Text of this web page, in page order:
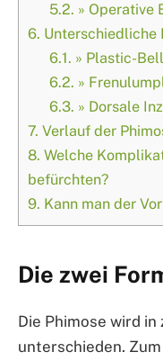
5.2. » Operative
6. Unterschiedliche
6.1. » Plastic-
6.2. »
6.3. » Dorsale
7. Verlauf der
8. Welche
befürchten?
9. Kann man der
Die zwei
Die Phimose wird
unterschieden.